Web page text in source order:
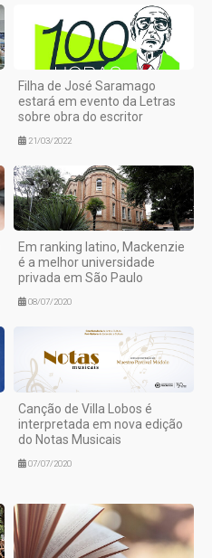
Filha de José Saramago
estará em evento da Letras
sobre obra do escritor
21/03/2022
Em ranking latino, Mackenzie
é a melhor universidade
privada em São Paulo
08/07/2020
Canção de Villa Lobos é
interpretada em nova edição
do Notas Musicais
07/07/2020